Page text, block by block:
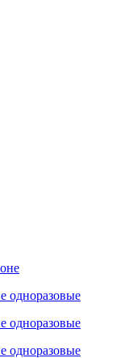
одноразовые
одноразовые
одноразовые